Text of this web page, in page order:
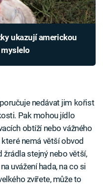
ukazují americkou
myslelo
nedávat jim kořist
Pak mohou jídlo
obtíží nebo vážného
které nemá větší obvod
žrádla stejný nebo větší,
uvážení hada, na co si
zvířete, může to